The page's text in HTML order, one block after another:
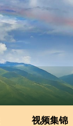
视频集锦